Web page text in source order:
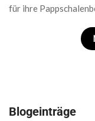
für ihre
Blogeinträge